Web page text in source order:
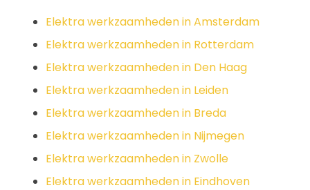
Elektra werkzaamheden in Amsterdam
Elektra werkzaamheden in Rotterdam
Elektra werkzaamheden in Den Haag
Elektra werkzaamheden in Leiden
Elektra werkzaamheden in Breda
Elektra werkzaamheden in Nijmegen
Elektra werkzaamheden in Zwolle
Elektra werkzaamheden in Eindhoven